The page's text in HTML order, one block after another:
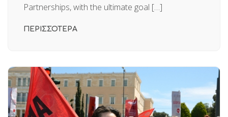
Partnerships, with the ultimate goal […]
ΠΕΡΙΣΣΟΤΕΡΑ